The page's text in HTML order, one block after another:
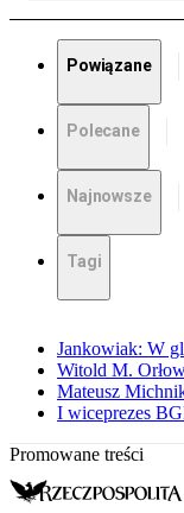
Powiązane
Polecane
Najnowsze
Tagi
Jankowiak: W
Witold M.
Mateusz
I wiceprezes
Promowane treści